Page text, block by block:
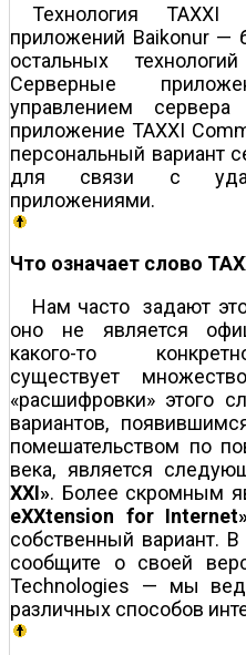
Технология
приложений Baikonur —
остальных
Серверные
управлением
приложение TAXXI
персональный вариант
для связи с
приложениями.
Что означает слово
Нам часто задают
оно не является
какого-то
существует
«расшифровки» этого
вариантов,
помешательством по
века, является
XXI». Более скромным
eXXtension for
собственный вариант.
сообщите о своей
Technologies — мы
различных способов